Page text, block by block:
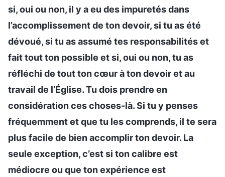
si, oui ou non, il y a eu des impuretés dans
l’accomplissement de ton devoir, si tu as été
dévoué, si tu as assumé tes responsabilités et
fait tout ton possible et si, oui ou non, tu as
réfléchi de tout ton cœur à ton devoir et au
travail de l’Église. Tu dois prendre en
considération ces choses-là. Si tu y penses
fréquemment et que tu les comprends, il te sera
plus facile de bien accomplir ton devoir. La
seule exception, c’est si ton calibre est
médiocre ou que ton expérience est